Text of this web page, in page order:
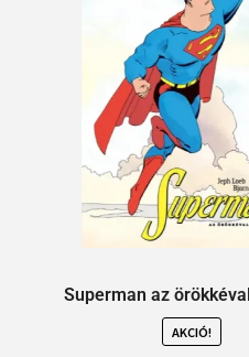
Superman az
AKCIÓ!